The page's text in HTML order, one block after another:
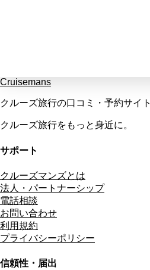
Cruisemans
クルーズ旅行の口コミ・予約サイト
クルーズ旅行をもっと身近に。
サポート
クルーズマンズとは
法人・パートナーシップ
電話相談
お問い合わせ
利用規約
プライバシーポリシー
信頼性・届出